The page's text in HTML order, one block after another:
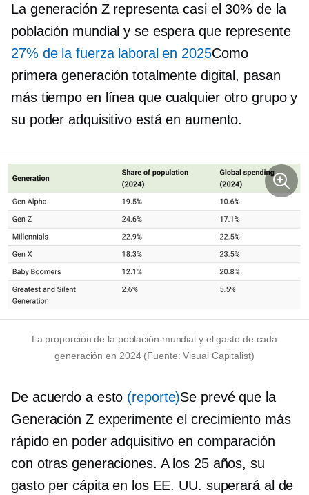
La generación Z representa casi el 30% de la
población mundial y se espera que represente
27% de la fuerza laboral en 2025Como
primera generación totalmente digital, pasan
más tiempo en línea que cualquier otro grupo y
su poder adquisitivo está en aumento.
La proporción de la población mundial y el gasto de cada
generación en 2024 (Fuente: Visual Capitalist)
De acuerdo a esto (reporte)Se prevé que la
Generación Z experimente el crecimiento más
rápido en poder adquisitivo en comparación
con otras generaciones. A los 25 años, su
gasto per cápita en los EE. UU. superará al de